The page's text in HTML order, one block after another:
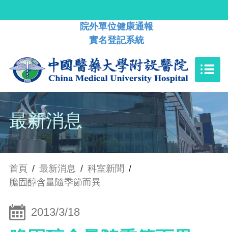
院外單位健康通報
實名登記系統
最新消息
首頁 / 最新消息 / 科室新聞 /
膽固醇含量隨季節而異
2013/3/18